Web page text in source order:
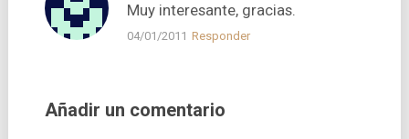
Muy interesante, gracias.
04/01/2011 Responder
Añadir un comentario